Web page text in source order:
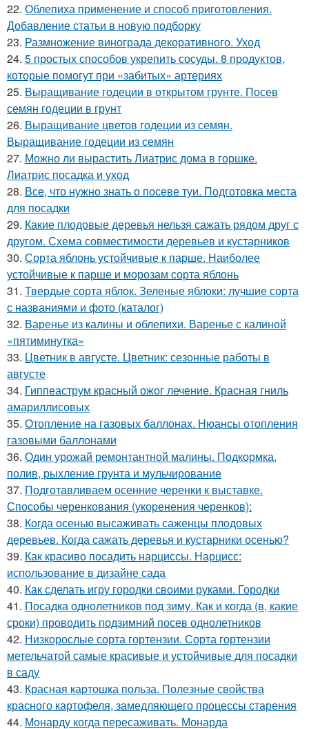
22. Облепиха применение и способ приготовления.
Добавление статьи в новую подборку
23. Размножение винограда декоративного. Уход
24. 5 простых способов укрепить сосуды. 8 продуктов,
которые помогут при «забитых» артериях
25. Выращивание годеции в открытом грунте. Посев
семян годеции в грунт
26. Выращивание цветов годеции из семян.
Выращивание годеции из семян
27. Можно ли вырастить Лиатрис дома в горшке.
Лиатрис посадка и уход
28. Все, что нужно знать о посеве туи. Подготовка места
для посадки
29. Какие плодовые деревья нельзя сажать рядом друг с
другом. Схема совместимости деревьев и кустарников
30. Сорта яблонь устойчивые к парше. Наиболее
устойчивые к парше и морозам сорта яблонь
31. Твердые сорта яблок. Зеленые яблоки: лучшие сорта
с названиями и фото (каталог)
32. Варенье из калины и облепихи. Варенье с калиной
«пятиминутка»
33. Цветник в августе. Цветник: сезонные работы в
августе
34. Гиппеаструм красный ожог лечение. Красная гниль
амариллисовых
35. Отопление на газовых баллонах. Нюансы отопления
газовыми баллонами
36. Один урожай ремонтантной малины. Подкормка,
полив, рыхление грунта и мульчирование
37. Подготавливаем осенние черенки к выставке.
Способы черенкования (укоренения черенков):
38. Когда осенью высаживать саженцы плодовых
деревьев. Когда сажать деревья и кустарники осенью?
39. Как красиво посадить нарциссы. Нарцисс:
использование в дизайне сада
40. Как сделать игру городки своими руками. Городки
41. Посадка однолетников под зиму. Как и когда (в, какие
сроки) проводить подзимний посев однолетников
42. Низкорослые сорта гортензии. Сорта гортензии
метельчатой самые красивые и устойчивые для посадки
в саду
43. Красная картошка польза. Полезные свойства
красного картофеля, замедляющего процессы старения
44. Монарду когда пересаживать. Монарда